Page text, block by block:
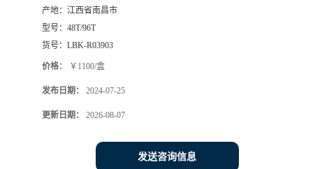
产地： 江西省南昌市
型号： 48T/96T
货号： LBK-R03903
价格： ￥1100/盒
发布日期： 2024-07-25
更新日期： 2026-08-07
发送咨询信息